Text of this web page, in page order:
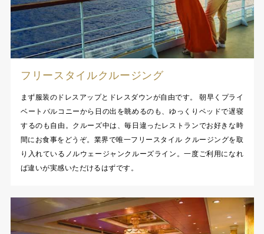
フリースタイルクルージング
まず服装のドレスアップとドレスダウンが自由です。 朝早くプライ
ベートバルコニーから日の出を眺めるのも、ゆっくりベッドで遅寝
するのも自由。クルーズ中は、毎日違ったレストランでお好きな時
間にお食事をどうぞ。業界で唯一フリースタイル クルージングを取
り入れているノルウェージャンクルーズライン。一度ご利用になれ
ば違いが実感いただけるはずです。